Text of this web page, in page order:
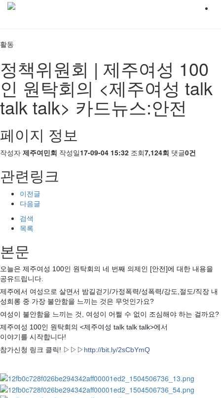
활동
정책위원회 | 제주여성 100
인 원탁회의 <제주여성 talk
talk talk> 카드뉴스:안전
페이지 정보
작성자 제주여민회 작성일17-09-04 15:32 조회7,124회 댓글0건
관련링크
이전글
다음글
검색
목록
본문
오늘은 제주여성 100인 원탁회의 네 번째 의제인 [안전]에 대한 내용을
공유드립니다.
제주에서 여성으로 살면서 밤길걷기/가정폭력/성폭력/강도,절도/직장 내
성희롱 중 가장 불안함을 느끼는 것은 무엇인가요?
여성이 불안함을 느끼는 것, 여성이 어쩔 수 없이 조심해야 하는 걸까요?
제주여성 100인 원탁회의 <제주여성 talk talk talk>에서
이야기를 시작합니다!
참가신청 링크 클릭! ▷▷▷ http://bit.ly/2sCbYmQ